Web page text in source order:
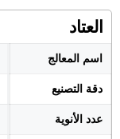
العتاد
اسم المعالج
دقة التصنيع
عدد الأنوية